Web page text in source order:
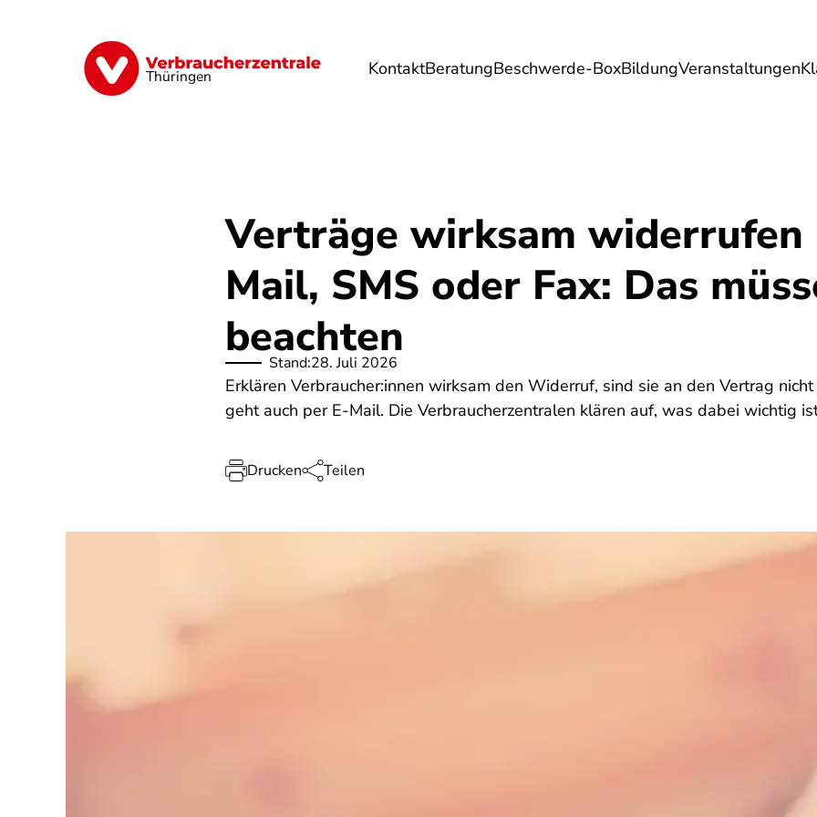
Thüringen KontaktBeratungBeschwerde-BoxBildungVeranstaltungen
Finanzen Digitales Lebensmittel Umwelt Gesundheit Energie
Verträge wirksam widerrufen
Mail, SMS oder Fax: Das
beachten
Stand:28. Juli 2026
Erklären Verbraucher:innen wirksam den Widerruf, sind sie an den Vertrag
geht auch per E-Mail. Die Verbraucherzentralen klären auf, was dabei wichtig
Drucken Teilen